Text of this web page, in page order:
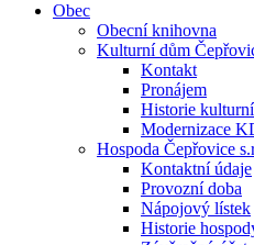
Obec
Obecní knihovna
Kulturní dům
Kontakt
Pronájem
Historie
Modernizace
Hospoda Čepřovice
Kontaktní údaje
Provozní doba
Nápojový lístek
Historie